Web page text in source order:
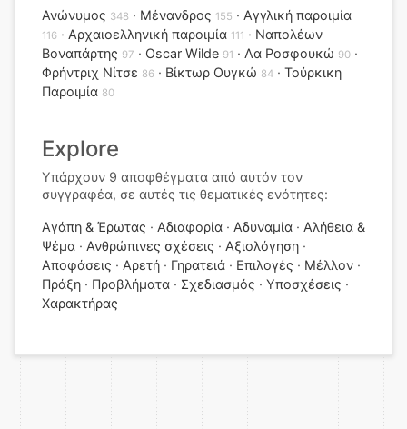
Ανώνυμος 348 Μένανδρος 155 Αγγλική παροιμία
116 Αρχαιοελληνική παροιμία 111
Ναπολέων
Βοναπάρτης 97 Oscar Wilde 91 Λα Ροσφουκώ 90
Φρήντριχ Νίτσε 86 Βίκτωρ Ουγκώ 84
Τούρκικη
Παροιμία 80
Explore
Υπάρχουν 9 αποφθέγματα από αυτόν τον
συγγραφέα, σε αυτές τις θεματικές ενότητες:
Αγάπη & Έρωτας Αδιαφορία Αδυναμία
Αλήθεια &
Ψέμα
Ανθρώπινες σχέσεις
Αξιολόγηση
Αποφάσεις
Αρετή Γηρατειά Επιλογές
Μέλλον
Πράξη
Προβλήματα Σχεδιασμός
Υποσχέσεις
Χαρακτήρας